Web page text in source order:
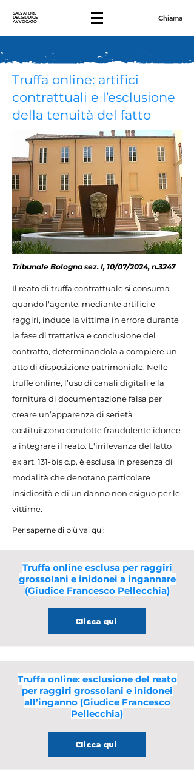
SALVATORE
DELGIUDICE
AVVOCATO Chiama
Truffa online: artifici
contrattuali e l’esclusione
della tenuità del fatto
Tribunale Bologna sez. I, 10/07/2024, n.3247
Il reato di truffa contrattuale si consuma
quando l'agente, mediante artifici e
raggiri, induce la vittima in errore durante
la fase di trattativa e conclusione del
contratto, determinandola a compiere un
atto di disposizione patrimoniale. Nelle
truffe online, l’uso di canali digitali e la
fornitura di documentazione falsa per
creare un’apparenza di serietà
costituiscono condotte fraudolente idonee
a integrare il reato. L'irrilevanza del fatto
ex art. 131-bis c.p. è esclusa in presenza di
modalità che denotano particolare
insidiosità e di un danno non esiguo per le
vittime.
Per saperne di più vai qui:
Truffa online esclusa per raggiri
grossolani e inidonei a ingannare
(Giudice Francesco Pellecchia)
Clicca qui
Truffa online: esclusione del reato
per raggiri grossolani e inidonei
all’inganno (Giudice Francesco
Pellecchia)
Clicca qui